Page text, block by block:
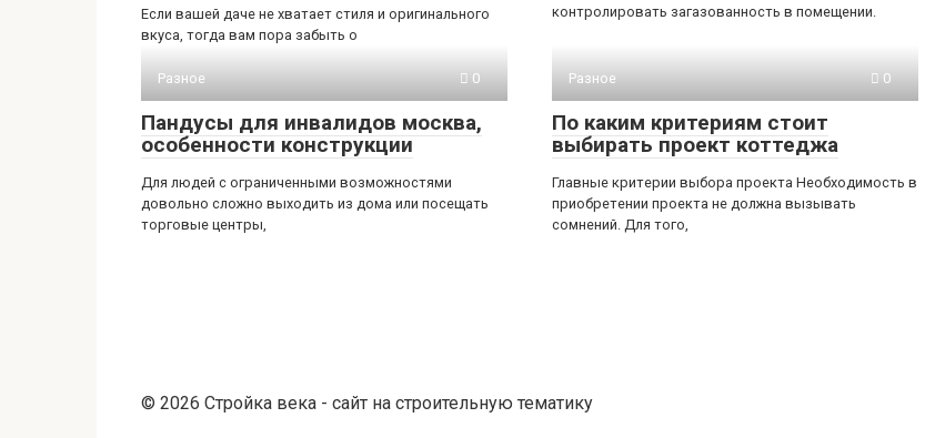
Если вашей даче не хватает стиля и оригинального
вкуса, тогда вам пора забыть о
контролировать загазованность в помещении.
Разное 0
Пандусы для инвалидов москва,
особенности конструкции
Для людей с ограниченными возможностями
довольно сложно выходить из дома или посещать
торговые центры,
Разное 0
По каким критериям стоит
выбирать проект коттеджа
Главные критерии выбора проекта Необходимость в
приобретении проекта не должна вызывать
сомнений. Для того,
© 2026 Стройка века - сайт на строительную тематику